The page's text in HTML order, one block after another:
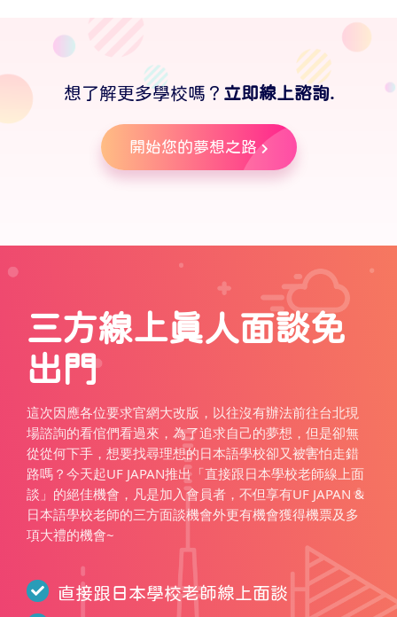
想了解更多學校嗎？ 立即線上諮詢.
開始您的夢想之路
三方線上真人面談免
出門
這次因應各位要求官網大改版，以往沒有辦法前往台北現
場諮詢的看倌們看過來，為了追求自己的夢想，但是卻無
從從何下手，想要找尋理想的日本語學校卻又被害怕走錯
路嗎？今天起UF JAPAN推出「直接跟日本學校老師線上面
談」的絕佳機會，凡是加入會員者，不但享有UF JAPAN &
日本語學校老師的三方面談機會外更有機會獲得機票及多
項大禮的機會~
直接跟日本學校老師線上面談